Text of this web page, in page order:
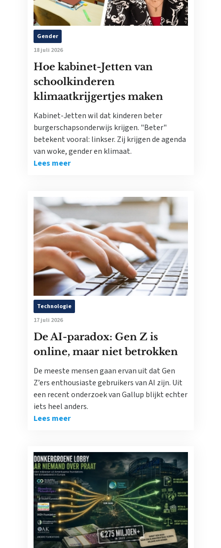
Gender
18 juli 2026
Hoe kabinet-Jetten van
schoolkinderen
klimaatkrijgertjes maken
Kabinet-Jetten wil dat kinderen beter
burgerschapsonderwijs krijgen. "Beter"
betekent vooral: linkser. Zij krijgen de agenda
van woke, gender en klimaat.
Lees meer
Technologie
17 juli 2026
De AI-paradox: Gen Z is
online, maar niet betrokken
De meeste mensen gaan ervan uit dat Gen
Z’ers enthousiaste gebruikers van AI zijn. Uit
een recent onderzoek van Gallup blijkt echter
iets heel anders.
Lees meer